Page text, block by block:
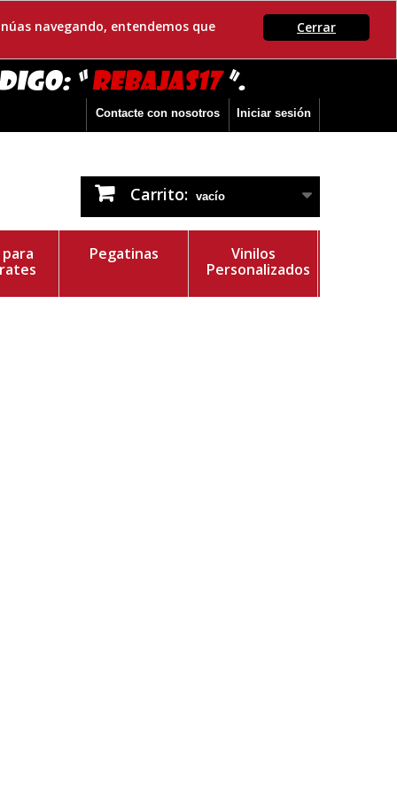
Cerrar
navegando, entendemos que
Iniciar sesión
Contacte con nosotros
Carrito: vacío
Pegatinas
Vinilos
Personalizados